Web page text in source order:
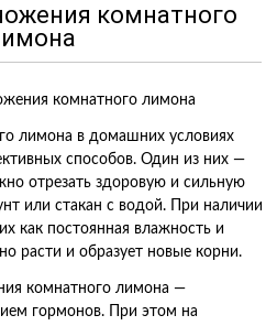
комнатного
лимона в домашних условиях
способов. Один из них —
отрезать здоровую и сильную
или стакан с водой. При наличии
как постоянная влажность и
расти и образует новые корни.
комнатного лимона —
гормонов. При этом на